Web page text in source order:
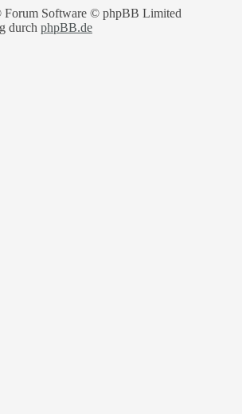
Software © phpBB Limited
durch phpBB.de